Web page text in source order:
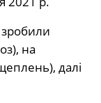
на
далі